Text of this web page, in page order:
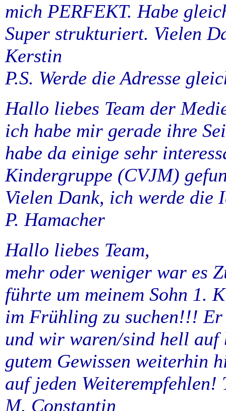
mich PERFEKT. Habe
Super strukturiert. Vielen
Kerstin
P.S. Werde die Adresse
Hallo liebes Team der
ich habe mir gerade ihre
habe da einige sehr
Kindergruppe (CVJM)
Vielen Dank, ich werde die
P. Hamacher
Hallo liebes Team,
mehr oder weniger war es
führte um meinem Sohn 1.
im Frühling zu suchen!!!
und wir waren/sind hell auf
gutem Gewissen weiterhin
auf jeden
M. Constantin